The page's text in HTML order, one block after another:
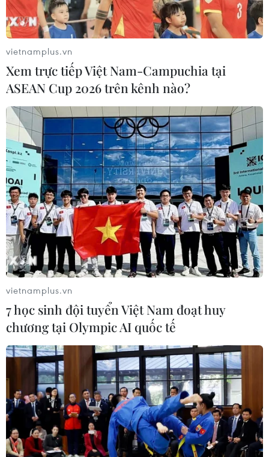
Bầu cử Mỹ: Tổng thống Joe Biden khởi
động chiến dịch tranh cử
06/01/2024 07:22
Phát biểu khởi động chiến dịch tái tranh cử, ông
Joe Biden cảnh báo nền dân chủ Mỹ sẽ gặp nguy hiểm
nếu người tiền nhiệm (ám chỉ ông Donald Trump) quay
trở lại Nhà Trắng.
Bầu cử Mỹ 2024: Đảng Cộng hòa tổ chức
vietnamplus.vn
Xem trực tiếp Việt Nam-Campuchia tại
ASEAN Cup 2026 trên kênh nào?
vietnamplus.vn
7 học sinh đội tuyển Việt Nam đoạt huy
chương tại Olympic AI quốc tế